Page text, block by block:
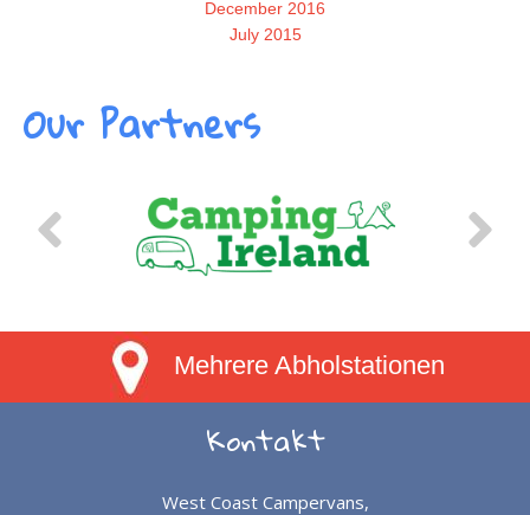
December 2016
July 2015
Our Partners
Mehrere Abholstationen
Kontakt
West Coast Campervans,